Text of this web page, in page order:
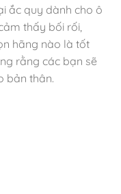
ắc quy dành cho ô
thấy bối rối,
hãng nào là tốt
rằng các bạn sẽ
bản thân.